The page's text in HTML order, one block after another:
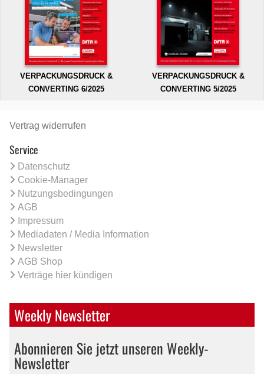
VERPACKUNGSDRUCK &
CONVERTING 6/2025
VERPACKUNGSDRUCK &
CONVERTING 5/2025
Vertrag widerrufen
Service
Datenschutz
Cookie-Manager
Nutzungsbedingungen
AGB
Impressum
Mediadaten / Media Information
Newsletter
AGB Shop
Verträge hier kündigen
Weekly Newsletter
Abonnieren Sie jetzt unseren Weekly-
Newsletter